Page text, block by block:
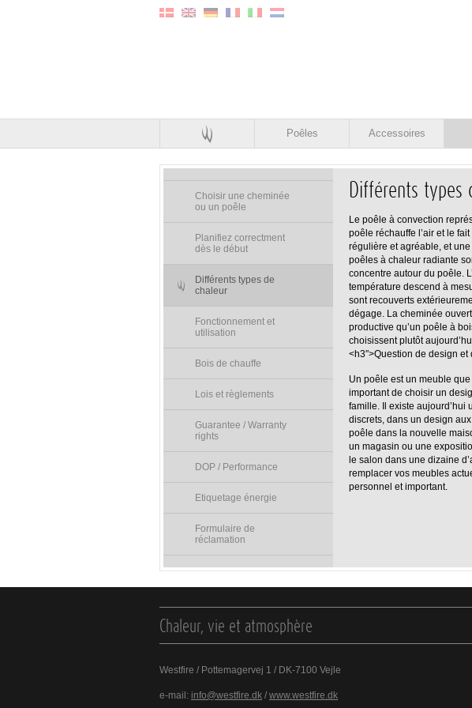
Poêles Accessoires
Choisir une cheminée
ou un poêle
Planifiez correctment
dès le début
Différents types de
chaleur
Fonctionnement et
utilisation
Bois de chauffe
Lois et règlements
Guarantee / Warranty
rights
DOP / Performance
Etiquetage énergie
Formulaire de
réclamation
Différents types
Le poêle à convection
poêle réchauffe l’air et le
régulière et agréable, et
poêles à chaleur radiante
concentre autour du poêle.
température descend à
sont recouverts
dégage. La cheminée
productive qu’un poêle à
choisissent plutôt
<h3″>Question de design et
Un poêle est un meuble
important de choisir un
famille. Il existe aujourd’hui
discrets, dans un design
poêle dans la nouvelle
un magasin ou une
le salon dans une dizaine
remplacer vos meubles
personnel et important.
Chaleur, vie et atmosphère
Westfire / Pottemagervej 1 / DK-7100 Vejle
e-mail: info@westfire.dk / www.westfire.dk